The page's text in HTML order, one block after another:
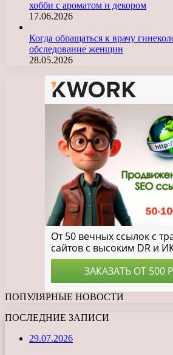
хобби с ароматом и декором
17.06.2026
Когда обращаться к врачу
обследование женщин
28.05.2026
ПОПУЛЯРНЫЕ НОВОСТИ
ПОСЛЕДНИЕ ЗАПИСИ
29.07.2026